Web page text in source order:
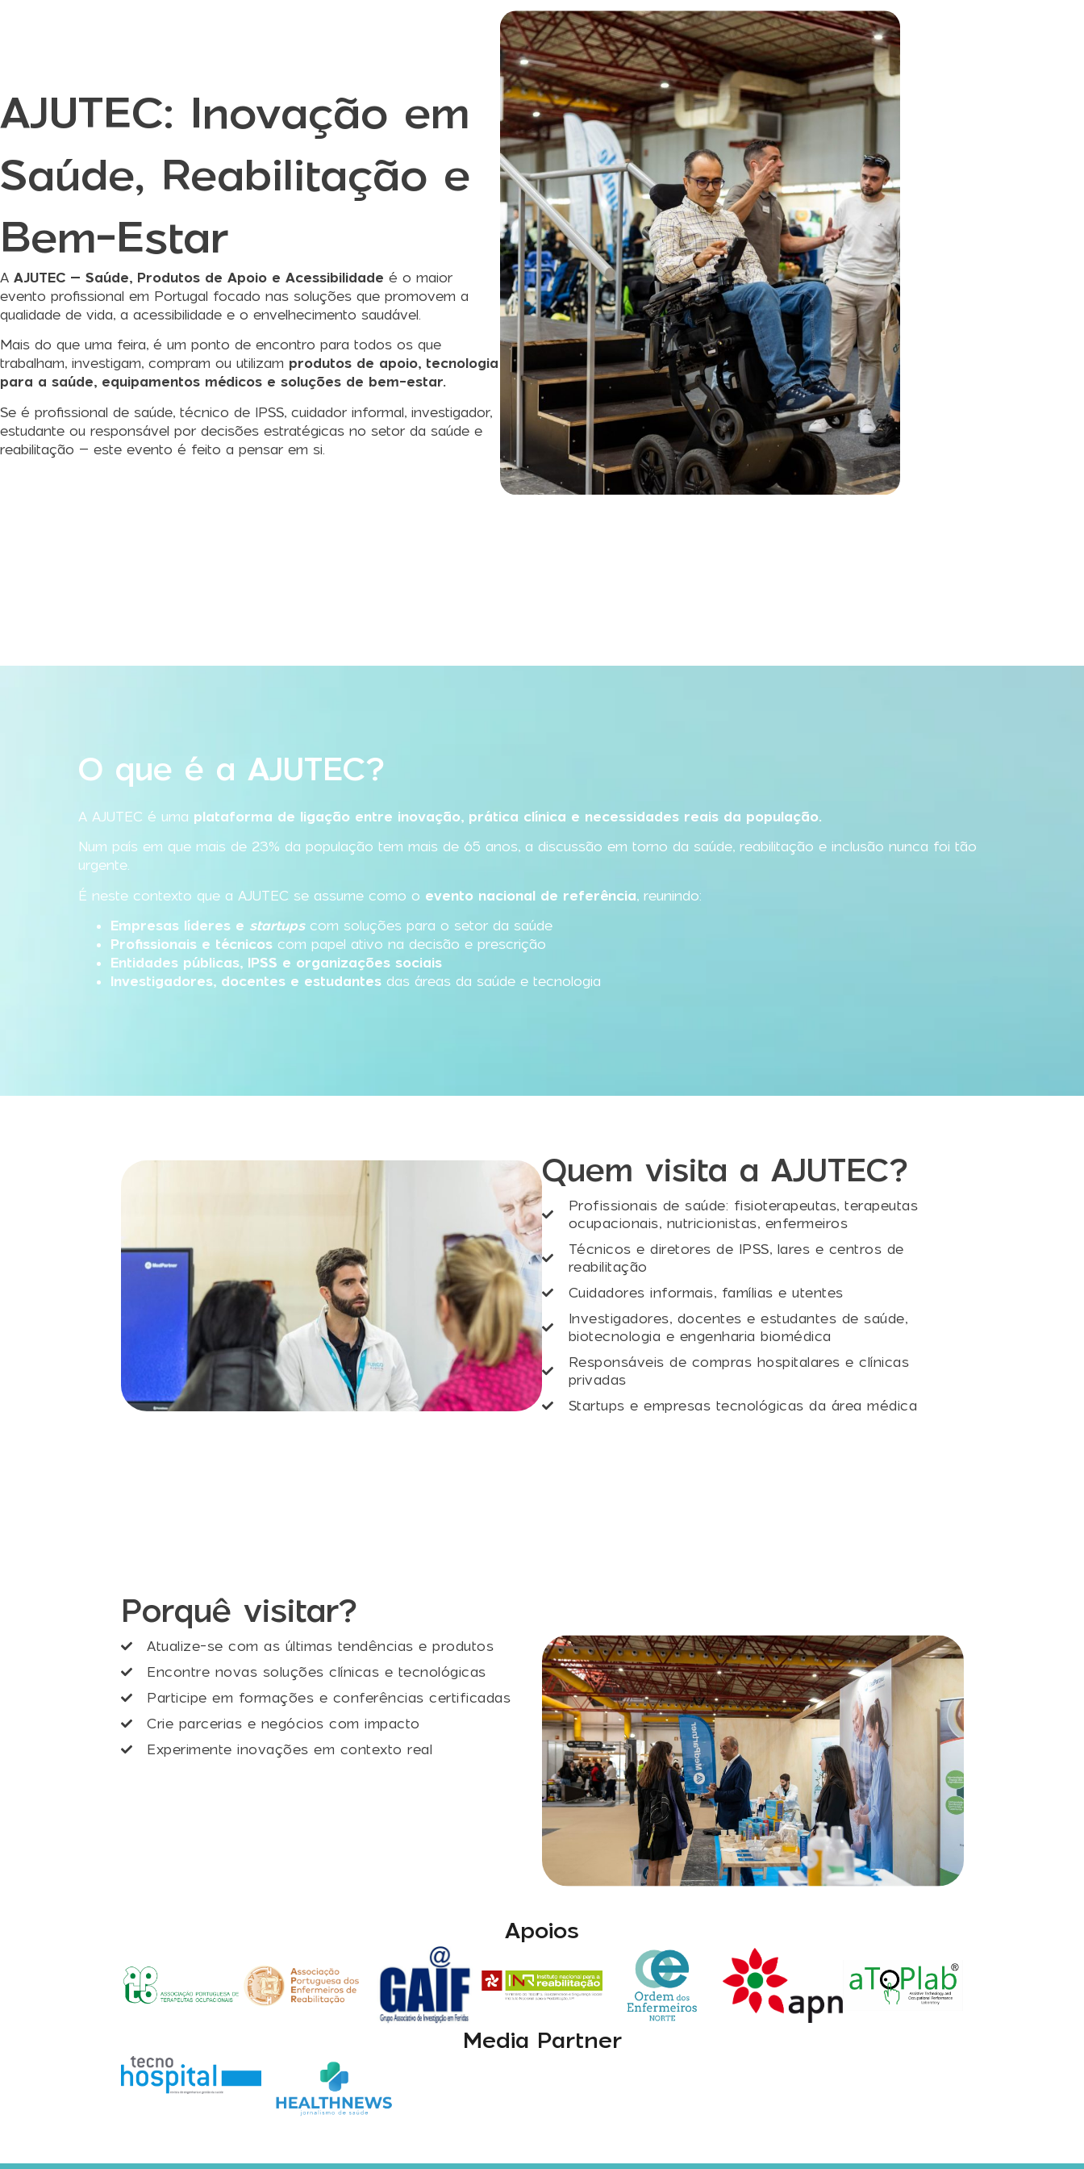
AJUTEC: Inovação em
Saúde, Reabilitação e
Bem-Estar
A AJUTEC – Saúde, Produtos de Apoio e Acessibilidade é o maior
evento profissional em Portugal focado nas soluções que promovem a
qualidade de vida, a acessibilidade e o envelhecimento saudável.
Mais do que uma feira, é um ponto de encontro para todos os que
trabalham, investigam, compram ou utilizam produtos de apoio, tecnologia
para a saúde, equipamentos médicos e soluções de bem-estar.
Se é profissional de saúde, técnico de IPSS, cuidador informal, investigador,
estudante ou responsável por decisões estratégicas no setor da saúde e
reabilitação – este evento é feito a pensar em si.
O que é a AJUTEC?
A AJUTEC é uma plataforma de ligação entre inovação, prática clínica e necessidades reais da população.
Num país em que mais de 23% da população tem mais de 65 anos, a discussão em torno da saúde, reabilitação e inclusão nunca foi tão
urgente.
É neste contexto que a AJUTEC se assume como o evento nacional de referência, reunindo:
Empresas líderes e startupscom soluções para o setor da saúde
Profissionais e técnicos com papel ativo na decisão e prescrição
Entidades públicas, IPSS e organizações sociais
Investigadores, docentes e estudantes das áreas da saúde e tecnologia
Quem visita a AJUTEC?
Profissionais de saúde: fisioterapeutas, terapeutas
ocupacionais, nutricionistas, enfermeiros
Técnicos e diretores de IPSS, lares e centros de
reabilitação
Cuidadores informais, famílias e utentes
Investigadores, docentes e estudantes de saúde,
biotecnologia e engenharia biomédica
Responsáveis de compras hospitalares e clínicas
privadas
Startups e empresas tecnológicas da área médica
Porquê visitar?
Atualize-se com as últimas tendências e produtos
Encontre novas soluções clínicas e tecnológicas
Participe em formações e conferências certificadas
Crie parcerias e negócios com impacto
Experimente inovações em contexto real
Apoios
Media Partner